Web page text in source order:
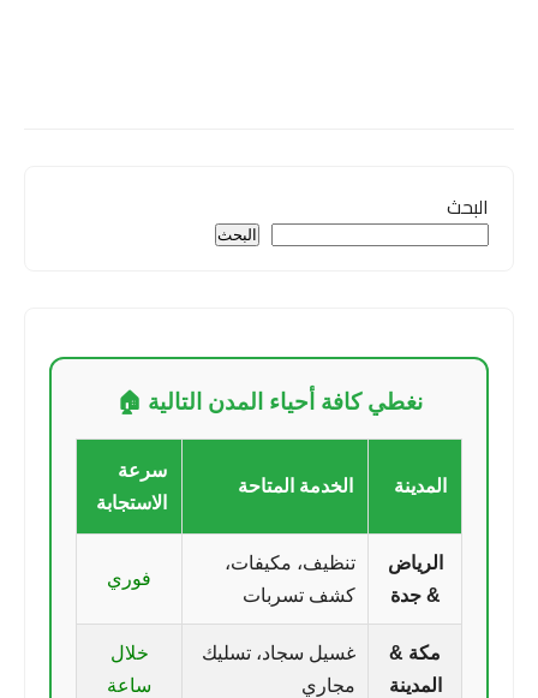
البحث
البحث
نغطي كافة أحياء المدن التالية 🏠
المدينة الخدمة المتاحة
سرعة
الاستجابة
الرياض
& جدة
تنظيف، مكيفات،
كشف تسربات
فوري
مكة &
المدينة
غسيل سجاد، تسليك
مجاري
خلال
ساعة